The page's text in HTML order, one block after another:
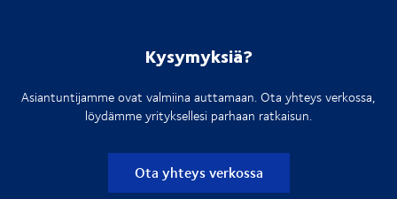
Kysymyksiä?
Asiantuntijamme ovat valmiina auttamaan. Ota yhteys verkossa,
löydämme yrityksellesi parhaan ratkaisun.
Ota yhteys verkossa